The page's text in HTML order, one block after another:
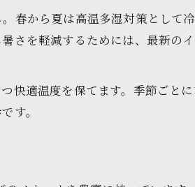
春から夏は高温多湿対策として
さを軽減するためには、最新の
快適温度を保てます。季節ごと
す。